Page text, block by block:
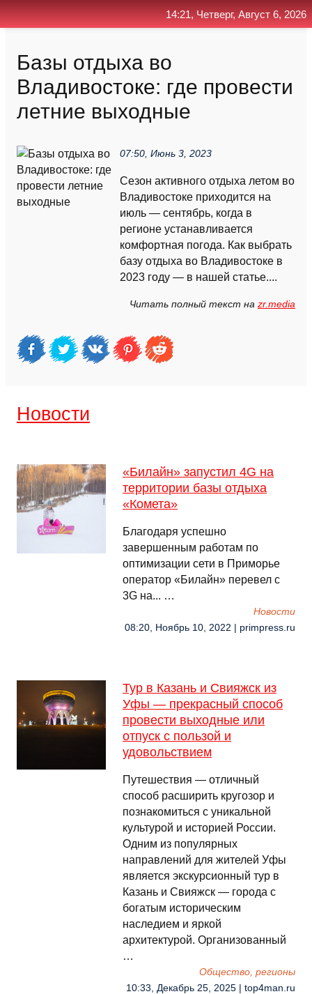
Базы отдыха во
Владивостоке: где провести
летние выходные
07:50, Июнь 3, 2023
Сезон активного отдыха летом во
Владивостоке приходится на
июль — сентябрь, когда в
регионе устанавливается
комфортная погода. Как выбрать
базу отдыха во Владивостоке в
2023 году — в нашей статье....
Читать полный текст на zr.media
Новости
«Билайн» запустил 4G на
территории базы отдыха
«Комета»
Благодаря успешно
завершенным работам по
оптимизации сети в Приморье
оператор «Билайн» перевел с
3G на... …
Новости
08:20, Ноябрь 10, 2022 | primpress.ru
Тур в Казань и Свияжск из
Уфы — прекрасный способ
провести выходные или
отпуск с пользой и
удовольствием
Путешествия — отличный
способ расширить кругозор и
познакомиться с уникальной
культурой и историей России.
Одним из популярных
направлений для жителей Уфы
является экскурсионный тур в
Казань и Свияжск — города с
богатым историческим
наследием и яркой
архитектурой. Организованный
…
Общество, регионы
10:33, Декабрь 25, 2025 | top4man.ru
14:21, Четверг, Август 6, 2026